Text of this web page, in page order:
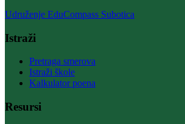
Udruženje EduCompass Subotica
Istraži
Pretraga smerova
Istraži škole
Kalkulator poena
Resursi